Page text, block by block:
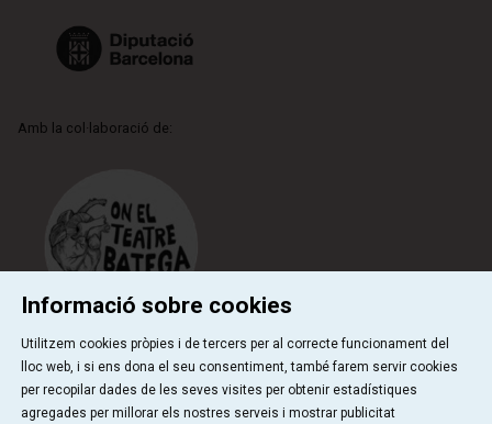
Amb la col·laboració de:
Qui som Contactar | Sitemap | Ús de Cookies
Informació sobre cookies
Utilitzem cookies pròpies i de tercers per al correcte funcionament del
lloc web, i si ens dona el seu consentiment, també farem servir cookies
per recopilar dades de les seves visites per obtenir estadístiques
agregades per millorar els nostres serveis i mostrar publicitat